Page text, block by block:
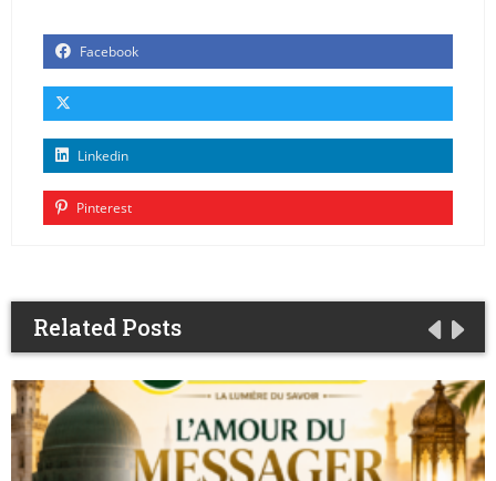
Facebook
Linkedin
Pinterest
Related Posts